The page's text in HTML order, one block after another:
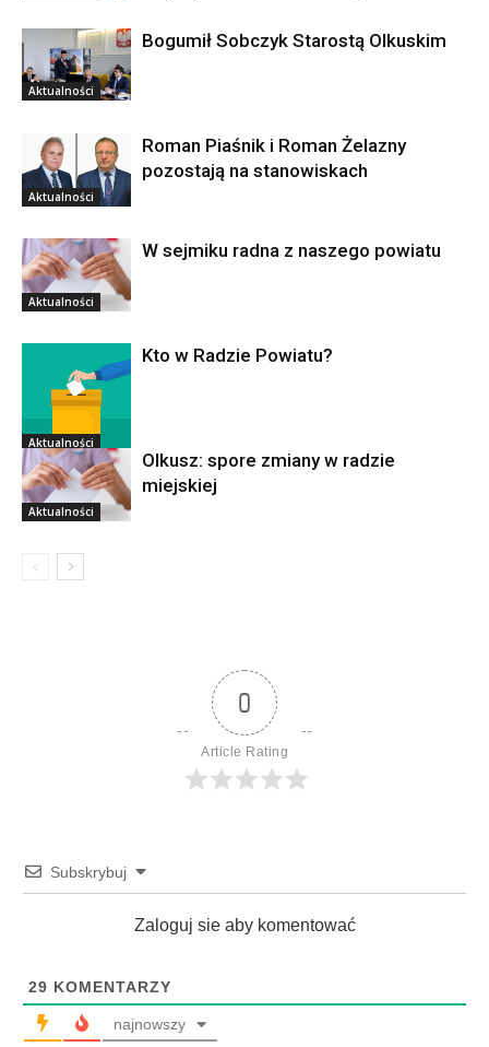
Aktualności
Bogumił Sobczyk Starostą Olkuskim
Aktualności
Roman Piaśnik i Roman Żelazny
pozostają na stanowiskach
Aktualności
W sejmiku radna z naszego powiatu
Aktualności
Kto w Radzie Powiatu?
Aktualności
Olkusz: spore zmiany w radzie
miejskiej
0
Article Rating
Subskrybuj
Zaloguj sie aby komentować
29 KOMENTARZY
najnowszy